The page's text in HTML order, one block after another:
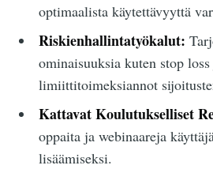
optimaalista käytettävyyttä
Riskienhallintatyökalut:
ominaisuuksia kuten stop
limiittitoimeksiannot
Kattavat Koulutukselliset
oppaita ja webinaareja
lisäämiseksi.